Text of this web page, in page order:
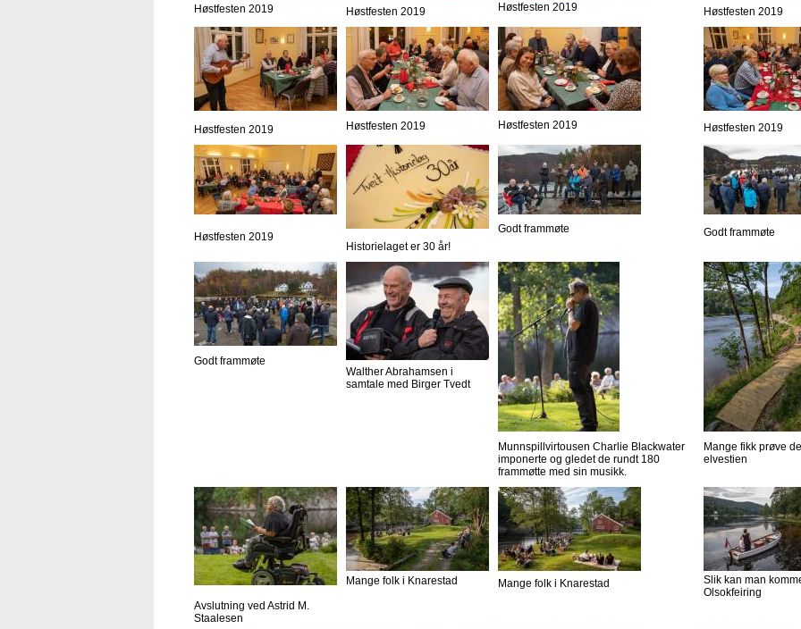
Høstfesten 2019 Høstfesten 2019 Høstfesten 2019 Høstfesten 2019
Høstfesten 2019 Høstfesten 2019 Høstfesten 2019 Høstfesten 2019
Høstfesten 2019
Historielaget er 30 år!
Godt frammøte Godt frammøte
Godt frammøte
Walther Abrahamsen i
samtale med Birger Tvedt
Munnspillvirtousen Charlie Blackwater
imponerte og gledet de rundt 180
frammøtte med sin musikk.
Mange fikk prøve
elvestien
Avslutning ved Astrid M.
Staalesen
Mange folk i Knarestad Mange folk i Knarestad
Slik kan man
Olsokfeiring